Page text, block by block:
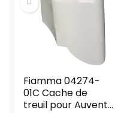
Fiamma 04274-
01C Cache de
treuil pour Auvent